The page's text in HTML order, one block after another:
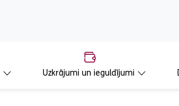
Uzkrājumi un ieguldījumi